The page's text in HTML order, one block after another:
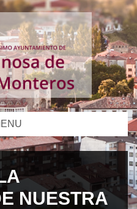
NUESTRA